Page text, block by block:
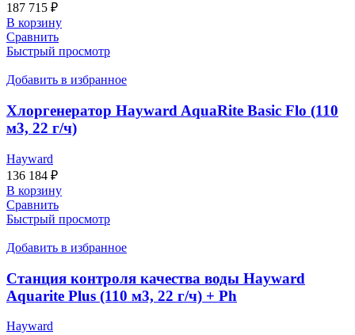
187 715 ₽
В корзину
Сравнить
Быстрый просмотр
Добавить в избранное
Хлоргенератор Hayward AquaRite Basic Flo (110
м3, 22 г/ч)
Hayward
136 184 ₽
В корзину
Сравнить
Быстрый просмотр
Добавить в избранное
Станция контроля качества воды Hayward
Aquarite Plus (110 м3, 22 г/ч) + Ph
Hayward